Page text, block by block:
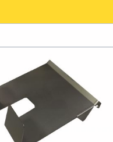
- 2026 DGH - Alle Rechte